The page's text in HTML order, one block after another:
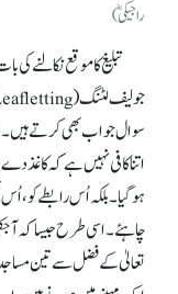
راجیکیؓ)
تبلیغ کا موقع
سوال جواب بھی کرتے ہیں۔
اتنا کافی نہیں ہے کہ کاغذ
ہو گیا۔ بلکہ اُس رابطے کو،
چاہئے۔ اسی طرح جیسا کہ
تعالیٰ کے فضل سے تین مساجد